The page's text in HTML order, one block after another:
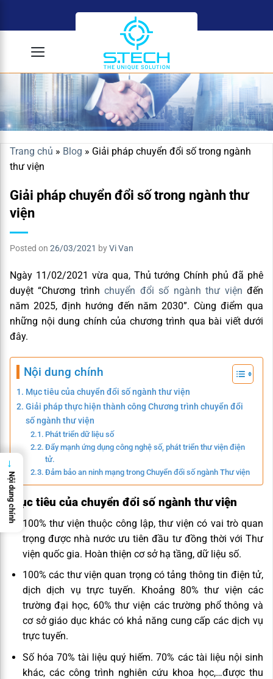
Trang chủ » Blog » Giải pháp chuyển đổi số trong ngành
thư viện
Giải pháp chuyển đổi số trong ngành thư
viện
Posted on 26/03/2021 byVi Van
Ngày 11/02/2021 vừa qua, Thủ tướng Chính phủ đã phê
duyệt “Chương trìnhchuyển đổi số ngành thư viện đến
năm 2025, định hướng đến năm 2030”. Cùng điểm qua
những nội dung chính của chương trình qua bài viết dưới
đây.
Nội dung chính
Mục tiêu của chuyển đổi số ngành thư viện
Giải pháp thực hiện thành công Chương trình chuyển đổi
số ngành thư viện
Phát triển dữ liệu số
Đẩy mạnh ứng dụng công nghệ số, phát triển thư viện điện
tử.
Đảm bảo an ninh mạng trong Chuyển đổi số ngành Thư viện
Mục tiêu của chuyển đổi số ngành thư viện
100% thư viện thuộc công lập, thư viện có vai trò quan
trọng được nhà nước ưu tiên đầu tư đồng thời với Thư
viện quốc gia. Hoàn thiện cơ sở hạ tầng, dữ liệu số.
100% các thư viện quan trọng có tảng thông tin điện tử,
dịch dịch vụ trực tuyến. Khoảng 80% thư viện các
trường đại học, 60% thư viện các trường phổ thông và
cơ sở giáo dục khác có khả năng cung cấp các dịch vụ
trực tuyến.
Số hóa 70% tài liệu quý hiếm. 70% các tài liệu nội sinh
khác, các công trình nghiên cứu khoa học,…được thu
→
Nội dung chính